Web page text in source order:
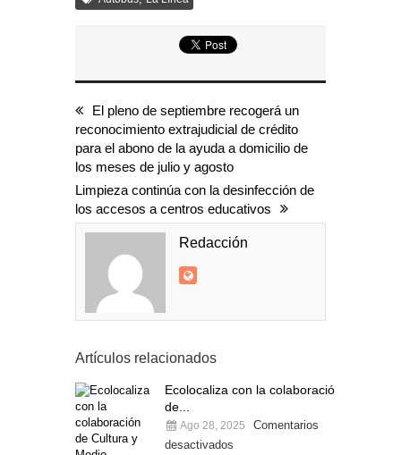
El pleno de septiembre recogerá un
reconocimiento extrajudicial de crédito
para el abono de la ayuda a domicilio de
los meses de julio y agosto
Limpieza continúa con la desinfección de
los accesos a centros educativos
Redacción
Artículos relacionados
Ecolocaliza con la colaboración
de...
Ago 28, 2025
Comentarios
desactivados